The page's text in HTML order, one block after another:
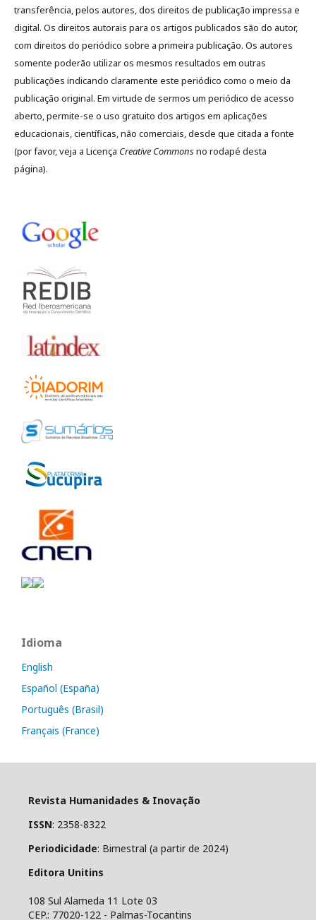
transferência, pelos autores, dos direitos de publicação impressa e
digital. Os direitos autorais para os artigos publicados são do autor,
com direitos do periódico sobre a primeira publicação. Os autores
somente poderão utilizar os mesmos resultados em outras
publicações indicando claramente este periódico como o meio da
publicação original. Em virtude de sermos um periódico de acesso
aberto, permite-se o uso gratuito dos artigos em aplicações
educacionais, científicas, não comerciais, desde que citada a fonte
(por favor, veja a Licença Creative Commonsno rodapé desta
página).
Idioma
English
Español (España)
Português (Brasil)
Français (France)
Revista Humanidades & Inovação
ISSN: 2358-8322
Periodicidade: Bimestral (a partir de 2024)
Editora Unitins
108 Sul Alameda 11 Lote 03
CEP.: 77020-122 - Palmas-Tocantins